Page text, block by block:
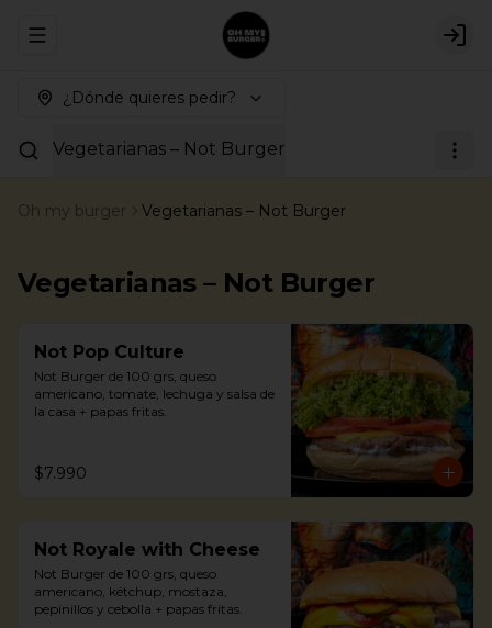
Abrir menu de navegación
¿Dónde quieres pedir?
Vegetarianas – Not Burger
Oh my burger Vegetarianas – Not Burger
Vegetarianas – Not Burger
Not Pop Culture
Not Burger de 100 grs, queso
americano, tomate, lechuga y salsa de
la casa + papas fritas.
$7.990
Not Royale with Cheese
Not Burger de 100 grs, queso
americano, kétchup, mostaza,
pepinillos y cebolla + papas fritas.